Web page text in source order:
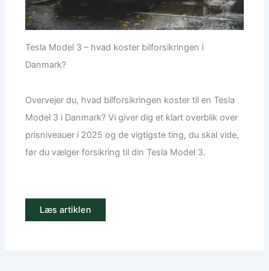
Tesla Model 3 – hvad koster bilforsikringen i
Danmark?
Overvejer du, hvad bilforsikringen koster til en Tesla
Model 3 i Danmark? Vi giver dig et klart overblik over
prisniveauer i 2025 og de vigtigste ting, du skal vide,
før du vælger forsikring til din Tesla Model 3.
Læs artiklen